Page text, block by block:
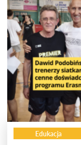
Edukacja